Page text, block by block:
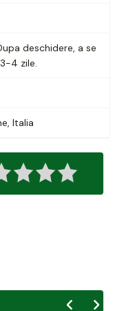
deschidere, a se
4 zile.
Italia